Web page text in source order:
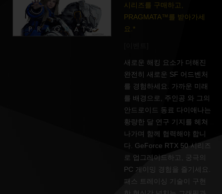
시리즈를 구매하고,
PRAGMATA™를 받아가세
요.*
새로운 해킹 요소가 더해진
완전히 새로운 SF 어드벤처
를 경험하세요. 가까운 미래
를 배경으로, 주인공 와 그의
안드로이드 동료 다이애나는
황량한 달 연구 기지를 헤쳐
나가며 함께 협력해야 합니
다. GeForce RTX 50 시리즈
로 업그레이드하고, 궁극의
PC 게이밍 경험을 즐기세요.
패스 트레이싱 기술이 구현